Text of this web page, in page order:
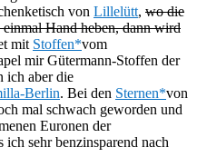
von Lillelütt, wo die
Hand heben, dann wird
mit Stoffen*vom
mir Gütermann-Stoffen der
ich aber die
Berlin. Bei den Sternen*von
mal schwach geworden und
Euronen der
ich sehr benzinsparend nach